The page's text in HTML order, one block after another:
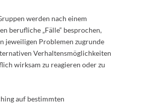
werden nach einem
berufliche „Fälle“ besprochen,
jeweiligen Problemen zugrunde
Verhaltensmöglichkeiten
wirksam zu reagieren oder zu
auf bestimmten